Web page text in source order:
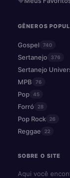
GÊNEROS
Gospel 740
Sertanejo 376
Sertanejo
MPB 76
Pop 45
Forró 28
Pop Rock 26
Reggae 22
SOBRE O SITE
Aqui você